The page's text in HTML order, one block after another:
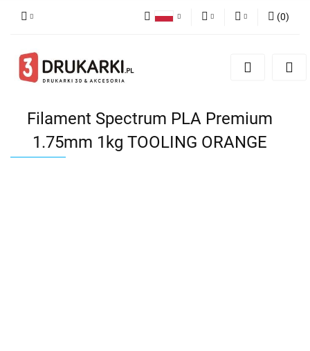
English
Zarejestruj się
(0)
Filament Spectrum PLA Premium
1.75mm 1kg TOOLING ORANGE